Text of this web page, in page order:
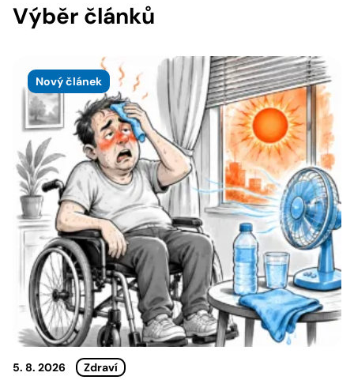
Výběr článků
Nový článek
5. 8. 2026 Zdraví